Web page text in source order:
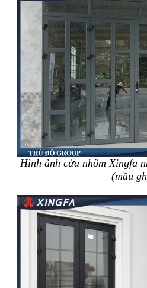
Hình ảnh cửa nhôm Xingfa
(mầu